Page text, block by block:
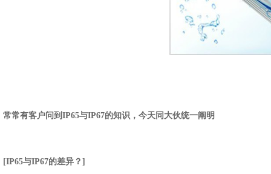
常常有客户问到IP65与IP67的知识，今天同大伙统一阐明
[IP65与IP67的差异？]